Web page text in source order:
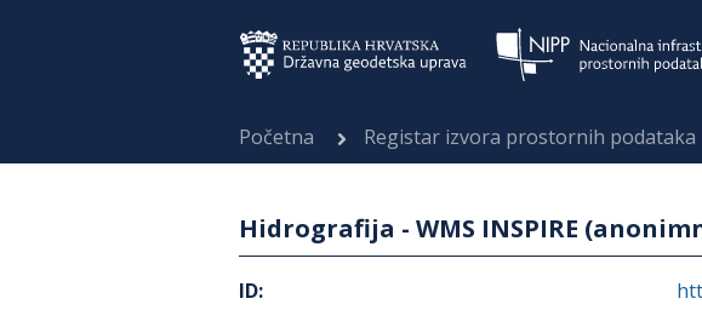
Početna Registar izvora prostornih podataka
Hidrografija - WMS INSPIRE
ID: